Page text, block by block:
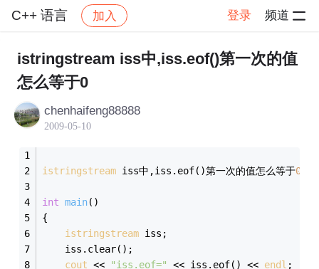
C++ 语言 加入 登录 频道
社区 C++ 语言 帖子详情
istringstream iss中,iss.eof()第一次的值
怎么等于0
chenhaifeng88888
2009-05-10
istringstream iss中,iss.eof()第一次的值怎么等于0
int main()
{
istringstream iss;
	iss.clear();
cout << "iss.eof=" << iss.eof() << endl ;